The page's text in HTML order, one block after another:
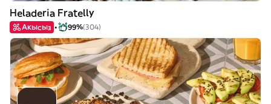
Heladeria Fratelly
Акысыз 99%(304)